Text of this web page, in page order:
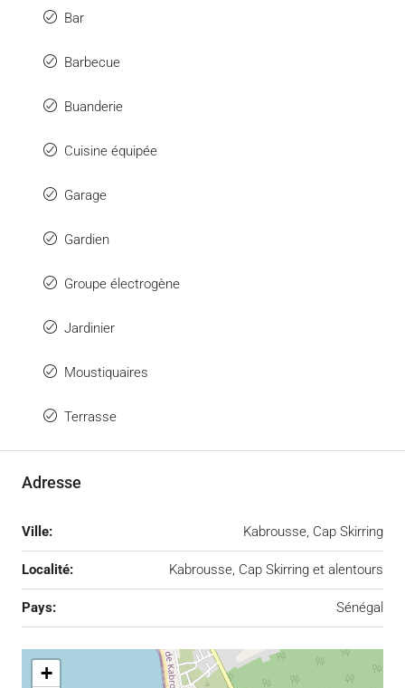
Bar
Barbecue
Buanderie
Cuisine équipée
Garage
Gardien
Groupe électrogène
Jardinier
Moustiquaires
Terrasse
Adresse
Ville: Kabrousse, Cap Skirring
Localité: Kabrousse, Cap Skirring et alentours
Pays: Sénégal
+